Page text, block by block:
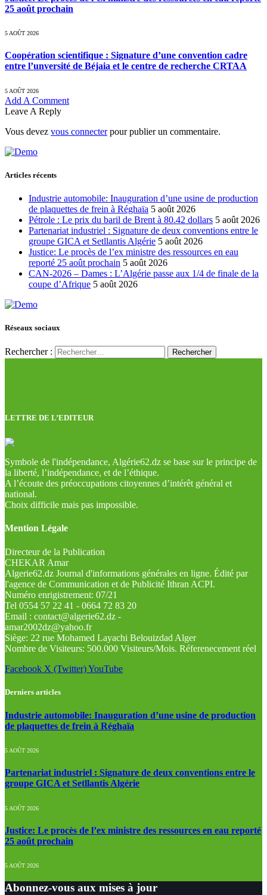
25 août prochain
5 AOÛT 2026
Coopération scientifique : Signature d’une convention cadre
entre l’unversité de Béjaia et le centre de recherche CRTAA
5 AOÛT 2026
Add A Comment
Leave A Reply
Vous devez vous connecterpour publier un commentaire.
Articles récents
Industrie automobile: Inauguration d’une usine de production
de plaquettes de frein à Réghaïa 5 août 2026
Pétrole : Le prix du baril de Brent à 80.42 dollars 5 août 2026
Partenariat industriel : Signature de deux conventions entre le
groupe GICA et Setllantis Algérie 5 août 2026
Justice: Le procès de l’ex ministre des ressources en eau
reporté 25 août prochain 5 août 2026
CAN-2026 – Dames : L’Algérie passe aux 1/4 de finale de la
coupe d’Afrique 5 août 2026
Réseaux sociaux
Rechercher :
LETTRE DE L’EDITEUR
Symbole de l'indépendance, Algérie62.dz se base sur le principe de
la liberté, l’indépendance, et de l’éthique.
A l’écoute des préoccupations citoyennes d’intérêt général et
national.
Choix difficile mais pas impossible.
Mention Légale
Directeur de la Publication
CHEKAR Amar
Algerie62.dz Journal d'informations générales en ligne. Édité par
l'agence de Communication et de Publicité Ithran ACPI.
Numéro enrigistrement: 07/21
Tel 0554 57 22 41 - 0664 72 83 20
Email : contact@algerie62.dz -
amar2002dz@yahoo.fr
Siège: 22 rue Mohamed Layachi Belouizdad Alger
Nombre de Visiteurs: 500.000 Visiteurs/Mois. Réferenecement réel
Facebook X (Twitter)YouTube
Derniers articles
Industrie automobile: Inauguration d’une usine de production
de plaquettes de frein à Réghaïa
5 AOÛT 2026
Partenariat industriel : Signature de deux conventions entre le
groupe GICA et Setllantis Algérie
5 AOÛT 2026
Justice: Le procès de l’ex ministre des ressources en eau reporté
25 août prochain
5 AOÛT 2026
Abonnez-vous aux mises à jour